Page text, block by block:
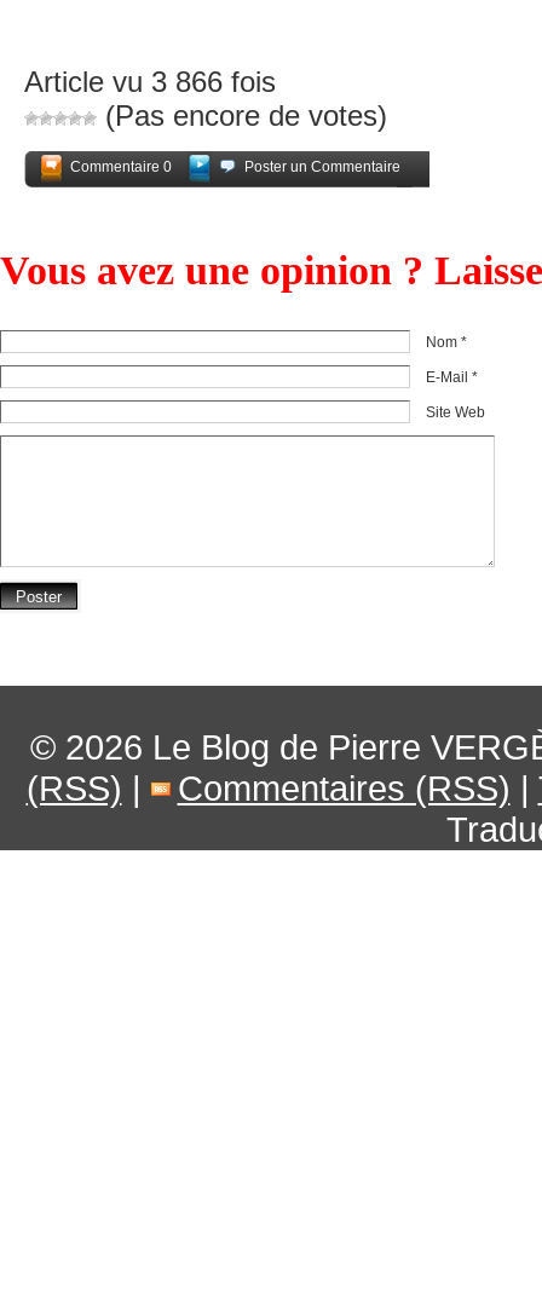
Article vu 3 866 fois
(Pas encore de votes)
Commentaire 0
Poster un Commentaire
Vous avez une opinion ?
Nom *
E-Mail *
Site Web
© 2026 Le Blog de Pierre
(RSS) | Commentaires (RSS) |